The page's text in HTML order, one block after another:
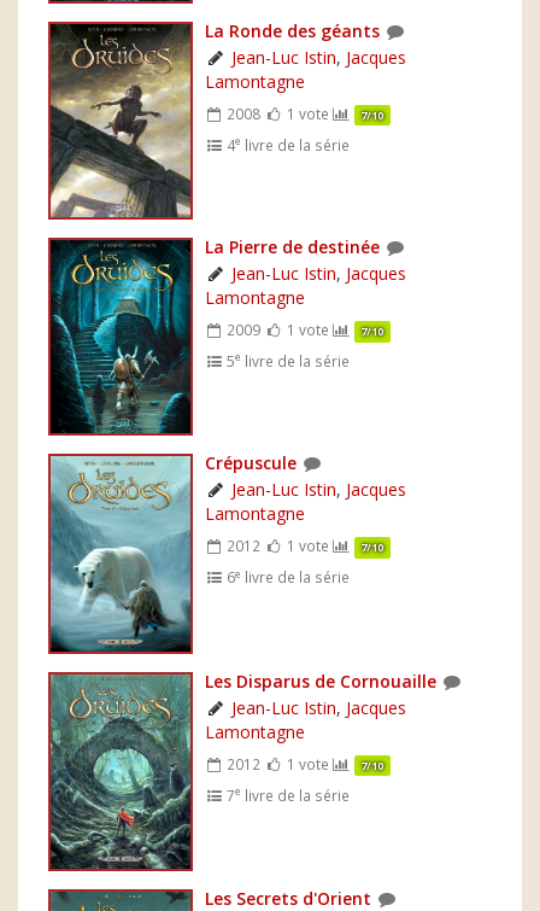
La Ronde des géants
Jean-Luc Istin, Jacques
Lamontagne
2008 1 vote 7/10
4e livre de la série
La Pierre de destinée
Jean-Luc Istin, Jacques
Lamontagne
2009 1 vote 7/10
5e livre de la série
Crépuscule
Jean-Luc Istin, Jacques
Lamontagne
2012 1 vote 7/10
6e livre de la série
Les Disparus de Cornouaille
Jean-Luc Istin, Jacques
Lamontagne
2012 1 vote 7/10
7e livre de la série
Les Secrets d'Orient